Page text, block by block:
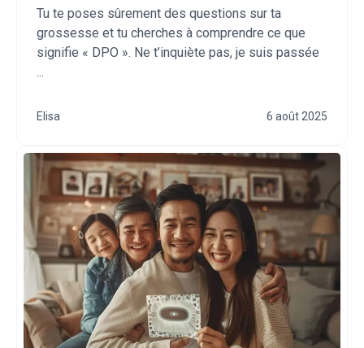
Tu te poses sûrement des questions sur ta
grossesse et tu cherches à comprendre ce que
signifie « DPO ». Ne t’inquiète pas, je suis passée
...
Elisa 6 août 2025